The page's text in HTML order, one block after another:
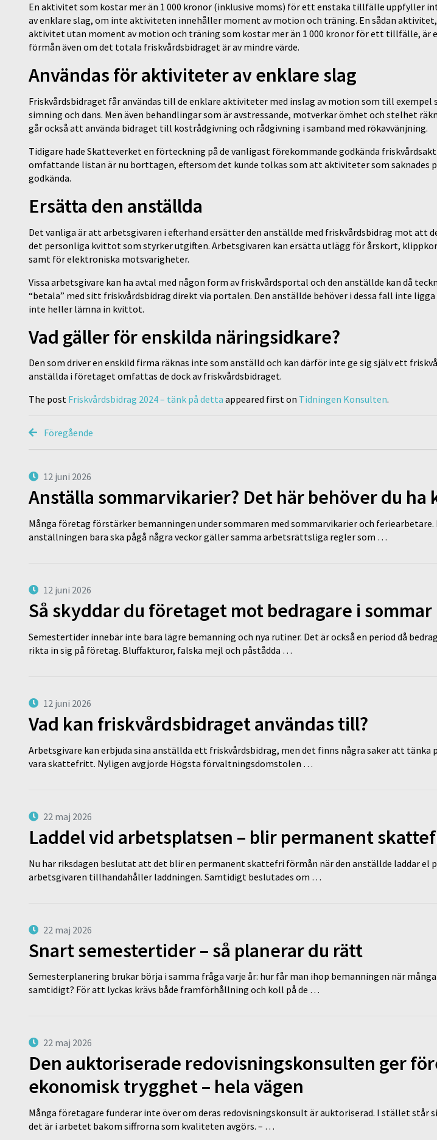
En aktivitet som kostar mer än 1 000 kronor (inklusive moms) för ett enstaka tillfälle uppfyller
av enklare slag, om inte aktiviteten innehåller moment av motion och träning. En sådan
aktivitet utan moment av motion och träning som kostar mer än 1 000 kronor för ett tillfälle, är
förmån även om det totala friskvårdsbidraget är av mindre värde.
Användas för aktiviteter av enklare slag
Friskvårdsbidraget får användas till de enklare aktiviteter med inslag av motion som till exempel
simning och dans. Men även behandlingar som är avstressande, motverkar ömhet och stelhet
går också att använda bidraget till kostrådgivning och rådgivning i samband med rökavvänjning.
Tidigare hade Skatteverket en förteckning på de vanligast förekommande godkända
omfattande listan är nu borttagen, eftersom det kunde tolkas som att aktiviteter som saknades
godkända.
Ersätta den anställda
Det vanliga är att arbetsgivaren i efterhand ersätter den anställde med friskvårdsbidrag mot att
det personliga kvittot som styrker utgiften. Arbetsgivaren kan ersätta utlägg för årskort,
samt för elektroniska motsvarigheter.
Vissa arbetsgivare kan ha avtal med någon form av friskvårdsportal och den anställde kan då
“betala” med sitt friskvårdsbidrag direkt via portalen. Den anställde behöver i dessa fall inte ligga
inte heller lämna in kvittot.
Vad gäller för enskilda näringsidkare?
Den som driver en enskild firma räknas inte som anställd och kan därför inte ge sig själv ett
anställda i företaget omfattas de dock av friskvårdsbidraget.
The post Friskvårdsbidrag 2024 – tänk på detta appeared first on Tidningen Konsulten.
Föregående
12 juni 2026
Anställa sommarvikarier? Det här behöver du ha
Många företag förstärker bemanningen under sommaren med sommarvikarier och feriearbetare.
anställningen bara ska pågå några veckor gäller samma arbetsrättsliga regler som …
12 juni 2026
Så skyddar du företaget mot bedragare i sommar
Semestertider innebär inte bara lägre bemanning och nya rutiner. Det är också en period då
rikta in sig på företag. Bluffakturor, falska mejl och påstådda …
12 juni 2026
Vad kan friskvårdsbidraget användas till?
Arbetsgivare kan erbjuda sina anställda ett friskvårdsbidrag, men det finns några saker att tänka
vara skattefritt. Nyligen avgjorde Högsta förvaltningsdomstolen …
22 maj 2026
Laddel vid arbetsplatsen – blir permanent
Nu har riksdagen beslutat att det blir en permanent skattefri förmån när den anställde laddar el
arbetsgivaren tillhandahåller laddningen. Samtidigt beslutades om …
22 maj 2026
Snart semestertider – så planerar du rätt
Semesterplanering brukar börja i samma fråga varje år: hur får man ihop bemanningen när
samtidigt? För att lyckas krävs både framförhållning och koll på de …
22 maj 2026
Den auktoriserade redovisningskonsulten ger
ekonomisk trygghet – hela vägen
Många företagare funderar inte över om deras redovisningskonsult är auktoriserad. I stället står
det är i arbetet bakom siffrorna som kvaliteten avgörs. – …